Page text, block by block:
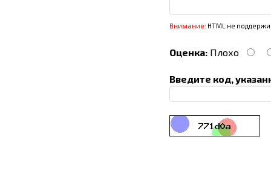
Внимание: HTML не
Оценка: Плохо
Введите код,